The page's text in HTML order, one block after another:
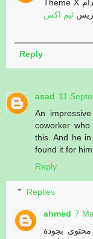
Theme X كيفية تحسين مواقع الأفلام والمسلسلات باستخدام
Reply
asad 11
An
coworker
this. And he
found it for him
Reply
Replies
ahmed 7
بجودة